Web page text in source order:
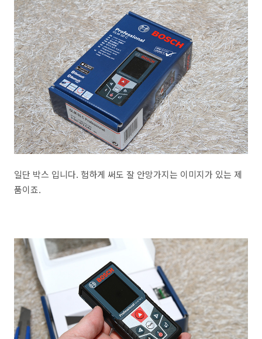
일단 박스 입니다. 험하게 써도 잘 안망가지는 이미지가 있는 제
품이죠.